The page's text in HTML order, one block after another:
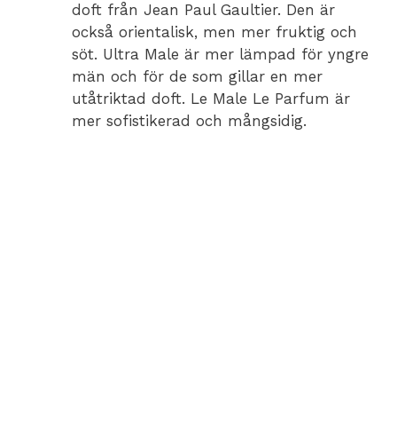
doft från Jean Paul Gaultier. Den är
också orientalisk, men mer fruktig och
söt. Ultra Male är mer lämpad för yngre
män och för de som gillar en mer
utåtriktad doft. Le Male Le Parfum är
mer sofistikerad och mångsidig.